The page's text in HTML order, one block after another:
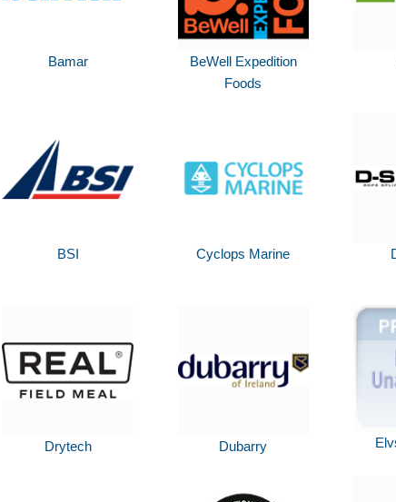
Bamar
BeWell Expedition
Foods
BSI Cyclops Marine
Drytech Dubarry